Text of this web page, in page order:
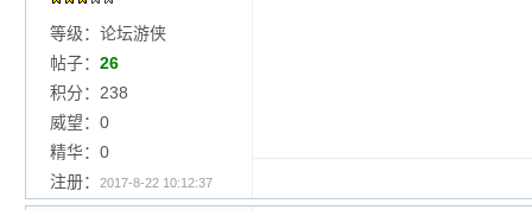
等级：论坛游侠
帖子： 26
积分：238
威望：0
精华：0
注册：
2017-8-22 10:12:37